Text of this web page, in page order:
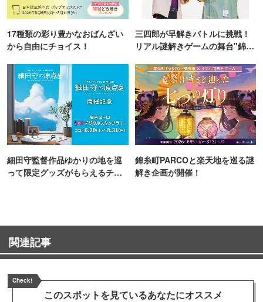
17種類の彩り豊かなおばんざい
から自由にチョイス！
三四郎が早解きバトルに挑戦！
リアル謎解きゲームの舞台"錦糸
細田守監督作品ゆかりの地を巡
って限定グッズがもらえるチャ
錦糸町PARCOと楽天地を巡る謎
解き企画が開催！
関連記事
Check!
このスポットを見ているあなたにオススメ